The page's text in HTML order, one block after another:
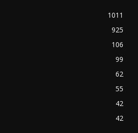
1011
925
106
99
62
55
42
42